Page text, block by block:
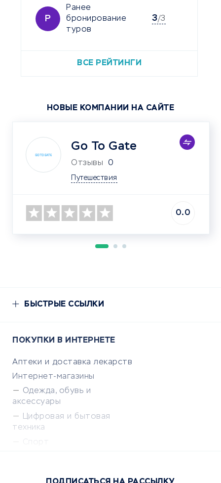
Р
Ранее
бронирование
туров
3/3
ВСЕ РЕЙТИНГИ
НОВЫЕ КОМПАНИИ НА САЙТЕ
Go To Gate
Отзывы 0
Путешествия
0.0
БЫСТРЫЕ ССЫЛКИ
ПОКУПКИ В ИНТЕРНЕТЕ
Аптеки и доставка лекарств
Интернет-магазины
Одежда, обувь и
аксессуары
Цифровая и бытовая
техника